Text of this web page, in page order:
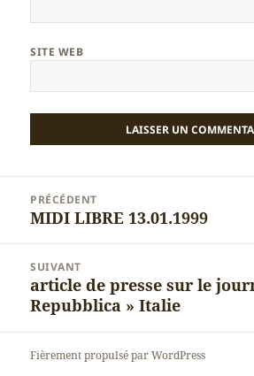
SITE WEB
l’article
PRÉCÉDENT
Article
MIDI LIBRE 13.01.1999
SUIVANT
Article
suivant :
article de presse sur le
Repubblica » Italie
Fièrement propulsé par WordPress